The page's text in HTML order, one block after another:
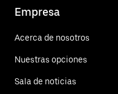
Empresa
Acerca de nosotros
Nuestras opciones
Sala de noticias